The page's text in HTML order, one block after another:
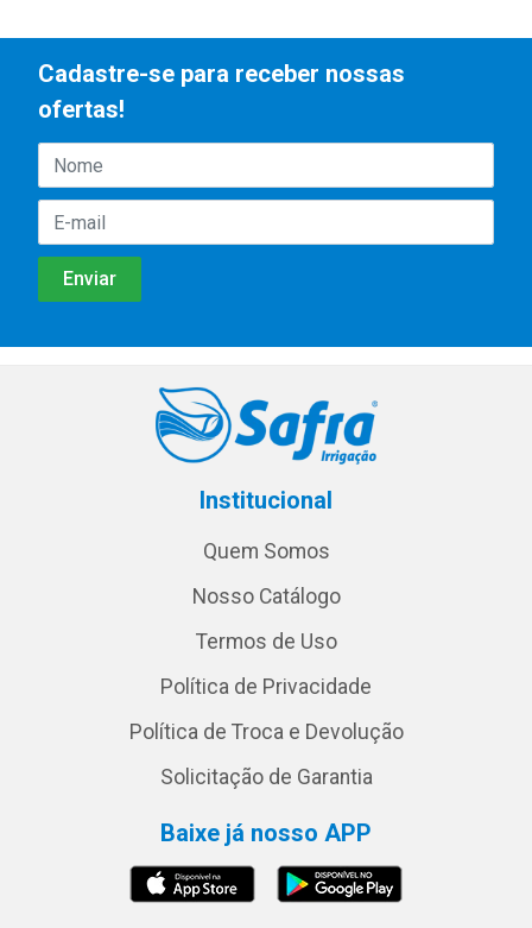
Cadastre-se para receber nossas
ofertas!
Institucional
Quem Somos
Nosso Catálogo
Termos de Uso
Política de Privacidade
Política de Troca e Devolução
Solicitação de Garantia
Baixe já nosso APP